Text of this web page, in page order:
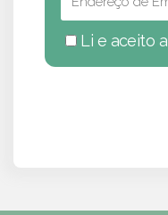
Li e aceito a